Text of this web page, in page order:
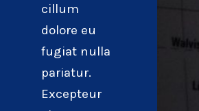
cillum
dolore eu
fugiat nulla
pariatur.
Excepteur